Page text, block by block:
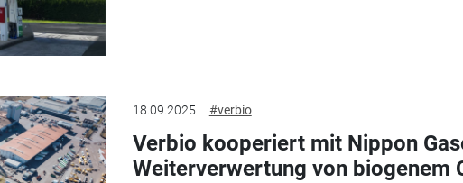
18.09.2025 #verbio
Verbio kooperiert mit Nippon
Weiterverwertung von biogenem